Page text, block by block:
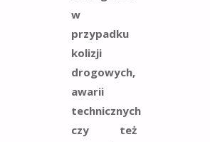
w
przypadku
kolizji
drogowych,
awarii
technicznych
czy też